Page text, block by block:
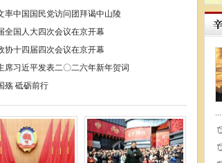
率中国国民党访问团拜谒中山陵
全国人大四次会议在京开幕
协十四届四次会议在京开幕
席习近平发表二〇二六年新年贺词
殇 砥砺前行